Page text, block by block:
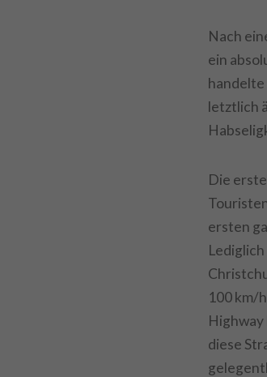
Nach
ein
handelte
letztlich
Die
ersten
100 km/
Highway
diese